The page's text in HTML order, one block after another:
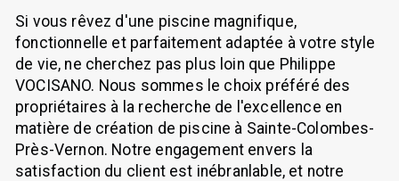
Si vous rêvez d'une piscine magnifique,
fonctionnelle et parfaitement adaptée à votre style
de vie, ne cherchez pas plus loin que Philippe
VOCISANO. Nous sommes le choix préféré des
propriétaires à la recherche de l'excellence en
matière de création de piscine à Sainte-Colombes-
Près-Vernon. Notre engagement envers la
satisfaction du client est inébranlable, et notre